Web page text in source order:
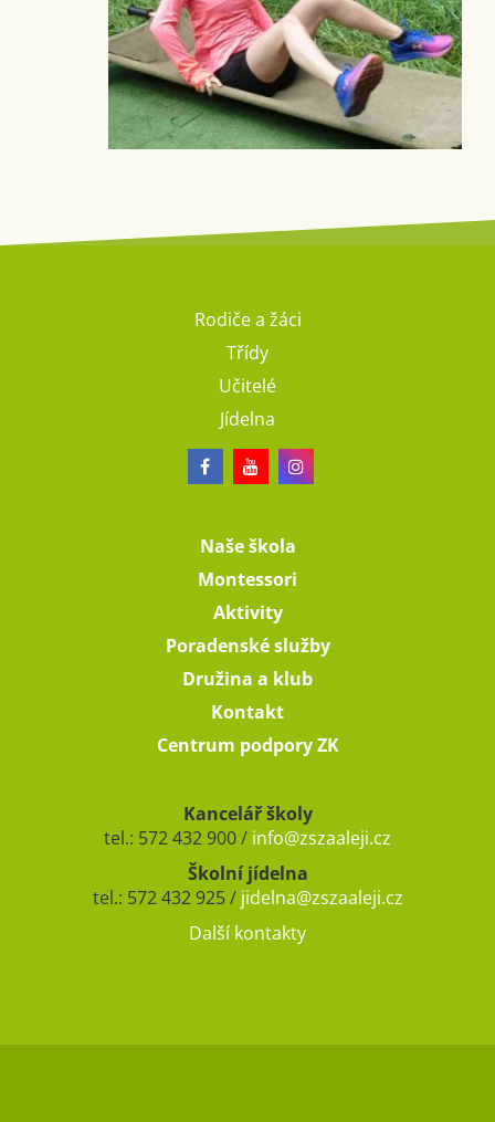
Rodiče a žáci
Třídy
Učitelé
Jídelna
Naše škola
Montessori
Aktivity
Poradenské služby
Družina a klub
Kontakt
Centrum podpory ZK
Kancelář školy
tel.: 572 432 900 / info@zszaaleji.cz
Školní jídelna
tel.: 572 432 925 / jidelna@zszaaleji.cz
Další kontakty